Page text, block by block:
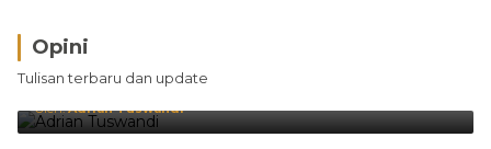
Opini
Tulisan terbaru dan update
Brasil Lebih Diunggulkan, tetapi Jepang Selalu
Punya Cara Membuat Kejutan
Oleh:Adrian Tuswandi